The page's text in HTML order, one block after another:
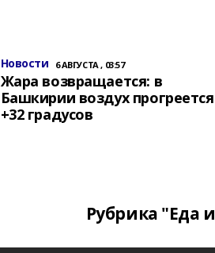
Новости 6 АВГУСТА , 03:57
Жара возвращается: в
Башкирии воздух
+32 градусов
Рубрика "Еда